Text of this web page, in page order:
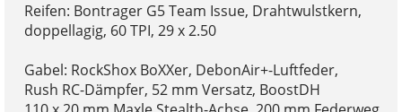
Reifen: Bontrager G5 Team Issue, Drahtwulstkern,
doppellagig, 60 TPI, 29 x 2.50
Gabel: RockShox BoXXer, DebonAir+-Luftfeder,
Rush RC-Dämpfer, 52 mm Versatz, BoostDH